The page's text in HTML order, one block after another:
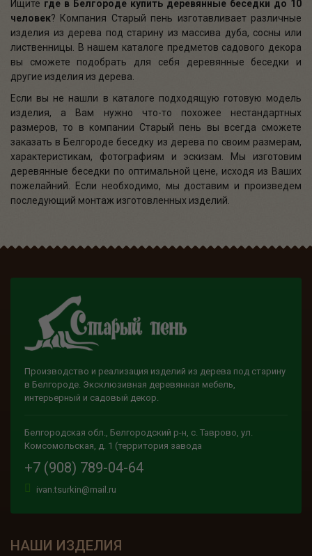
Ищите где в Белгороде купить деревянные беседки до 10
человек? Компания Старый пень изготавливает различные
изделия из дерева под старину из массива дуба, сосны или
лиственницы. В нашем каталоге предметов садового декора
вы сможете подобрать для себя деревянные беседки и
другие изделия из дерева.
Если вы не нашли в каталоге подходящую готовую модель
изделия, а Вам нужно что-то похожее нестандартных
размеров, то в компании Старый пень вы всегда сможете
заказать в Белгороде беседку из дерева по своим размерам,
характеристикам, фотографиям и эскизам. Мы изготовим
деревянные беседки по оптимальной цене, исходя из Ваших
пожелайний. Если необходимо, мы доставим и произведем
последующий монтаж изготовленных изделий.
Производство и реализация изделий из дерева под старину
в Белгороде. Эксклюзивная деревянная мебель,
интерьерный и садовый декор.
Белгородская обл., Белгородский р-н, с. Таврово, ул.
Комсомольская, д. 1 (территория завода
+7 (908) 789-04-64
ivan.tsurkin@mail.ru
НАШИ ИЗДЕЛИЯ